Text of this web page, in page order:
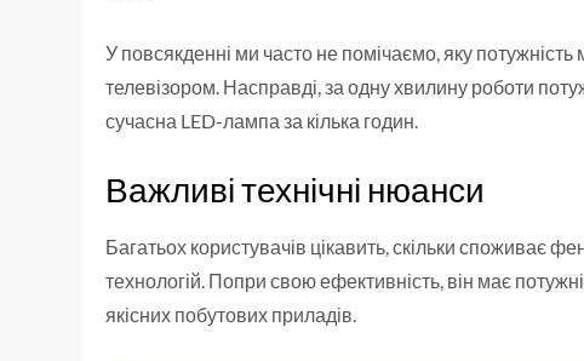
У повсякденні ми часто не помічаємо, яку
телевізором. Насправді, за одну хвилину роботи
сучасна LED-лампа за кілька годин.
Важливі технічні нюанси
Багатьох користувачів цікавить, скільки споживає
технологій. Попри свою ефективність, він має
якісних побутових приладів.